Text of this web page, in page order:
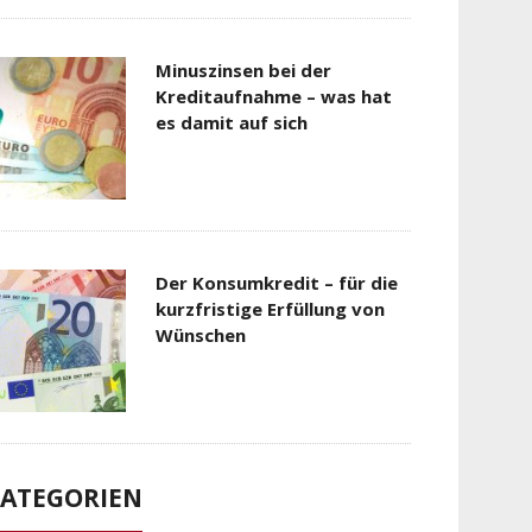
Minuszinsen bei der
Kreditaufnahme – was hat
es damit auf sich
Der Konsumkredit – für die
kurzfristige Erfüllung von
Wünschen